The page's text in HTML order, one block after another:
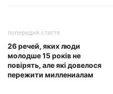
попередня стаття
26 речей, яких люди
молодше 15 років не
повірять, але які довелося
пережити миллениалам